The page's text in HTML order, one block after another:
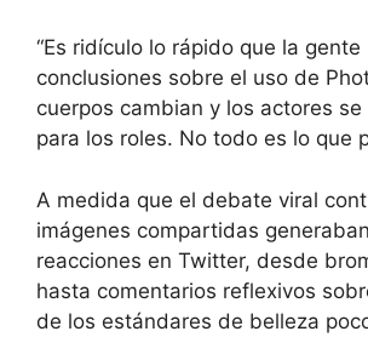
“Es ridículo lo rápido que la gente
conclusiones sobre el uso de
cuerpos cambian y los actores
para los roles. No todo es lo que
A medida que el debate viral
imágenes compartidas
reacciones en Twitter, desde
hasta comentarios reflexivos
de los estándares de belleza